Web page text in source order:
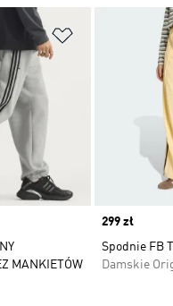
Dodaj do listy
MANKIETÓW
Price
299 zł
Spodnie FB
Damskie